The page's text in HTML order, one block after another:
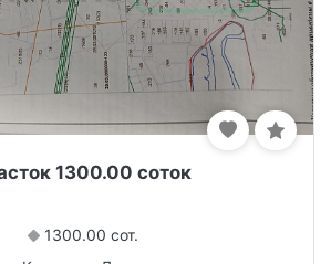
1300.00 соток
1300.00 сот.